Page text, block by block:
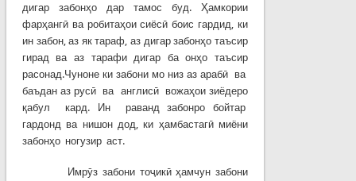
дигар забонҳо дар тамос буд. Ҳамкории
фарҳангӣ ва робитаҳои сиёсӣ боис гардид, ки
ин забон, аз як тараф, аз дигар забонҳо таъсир
гирад ва аз тарафи дигар ба онҳо таъсир
расонад.Чуноне ки забони мо низ аз арабӣ ва
баъдан аз русӣ ва англисӣ вожаҳои зиёдеро
қабул кард. Ин раванд забонро бойтар
гардонд ва нишон дод, ки ҳамбастагӣ миёни
забонҳо ногузир аст.
Имрӯз забони тоҷикӣ ҳамчун забони